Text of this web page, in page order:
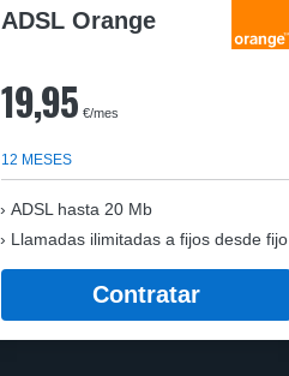
ADSL Orange
19,95 €/mes
12 MESES
ADSL hasta 20 Mb
Llamadas ilimitadas a fijos desde fijo
Contratar